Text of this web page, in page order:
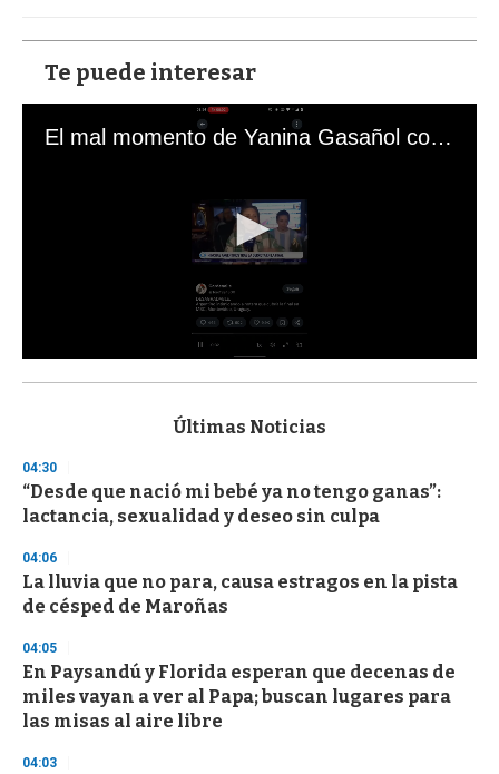
Te puede interesar
El mal momento de Yanina Gasañol con un hincha argentino en "Subrayado"
s
d
s
o
f
3
s
e
c
n
d
Últimas Noticias
04:30
“Desde que nació mi bebé ya no tengo ganas”:
lactancia, sexualidad y deseo sin culpa
04:06
La lluvia que no para, causa estragos en la pista
de césped de Maroñas
04:05
En Paysandú y Florida esperan que decenas de
miles vayan a ver al Papa; buscan lugares para
las misas al aire libre
04:03